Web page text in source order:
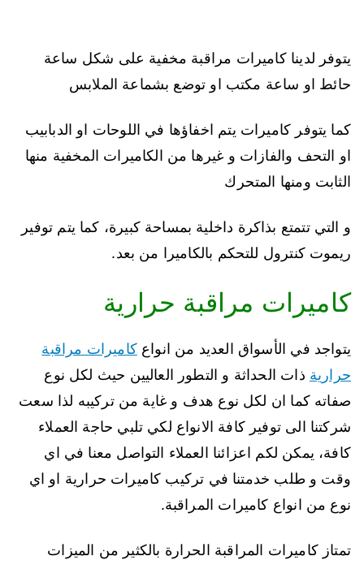
يتوفر لدينا كاميرات مراقبة مخفية على شكل ساعة
حائط او ساعة مكتب او توضع بشماعة الملابس
كما يتوفر كاميرات يتم اخفاؤها في اللوحات او الدبابيب
او التحف والفازات و غيرها من الكاميرات المخفية منها
الثابت ومنها المتحرك
و التي تتمتع بذاكرة داخلية بمساحة كبيرة، كما يتم توفير
ريموت كنترول للتحكم بالكاميرا من بعد.
كاميرات مراقبة حرارية
يتواجد في الأسواق العديد من انواعكاميرات مراقبة
حرارية ذات الحداثة و التطور العاليين حيث لكل نوع
صفاته كما ان لكل نوع هدف و غاية من تركيبه لذا سعت
شركتنا الى توفير كافة الانواع لكي تلبي حاجة العملاء
كافة، يمكن لكم اعزائنا العملاء التواصل معنا في اي
وقت و طلب خدمتنا في تركيب كاميرات حرارية او اي
نوع من انواع كاميرات المراقبة.
تمتاز كاميرات المراقبة الحرارة بالكثير من الميزات